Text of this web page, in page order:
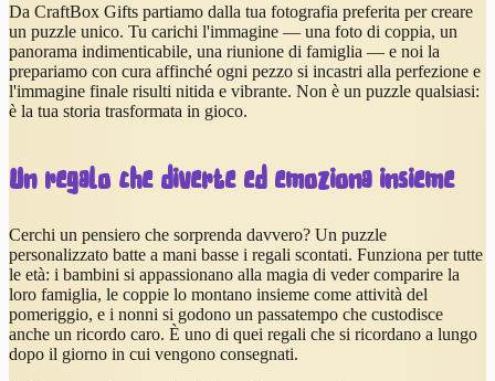
Da CraftBox Gifts partiamo dalla tua fotografia preferita per creare
un puzzle unico. Tu carichi l'immagine — una foto di coppia, un
panorama indimenticabile, una riunione di famiglia — e noi la
prepariamo con cura affinché ogni pezzo si incastri alla perfezione e
l'immagine finale risulti nitida e vibrante. Non è un puzzle qualsiasi:
è la tua storia trasformata in gioco.
Un regalo che diverte ed emoziona insieme
Cerchi un pensiero che sorprenda davvero? Un puzzle
personalizzato batte a mani basse i regali scontati. Funziona per tutte
le età: i bambini si appassionano alla magia di veder comparire la
loro famiglia, le coppie lo montano insieme come attività del
pomeriggio, e i nonni si godono un passatempo che custodisce
anche un ricordo caro. È uno di quei regali che si ricordano a lungo
dopo il giorno in cui vengono consegnati.